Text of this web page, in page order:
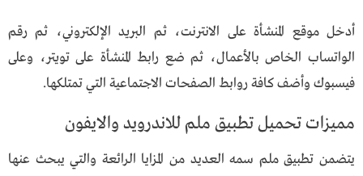
أدخل موقع المنشأة على الانترنت، ثم البريد الإلكتروني، ثم رقم
الواتساب الخاص بالأعمال، ثم ضع رابط المنشأة على تويتر، وعلى
فيسبوك وأضف كافة روابط الصفحات الاجتماعية التي تمتلكها.
مميزات تحميل تطبيق ملم للاندرويد والايفون
يتضمن تطبيق ملم سمه العديد من المزايا الرائعة والتي يبحث عنها